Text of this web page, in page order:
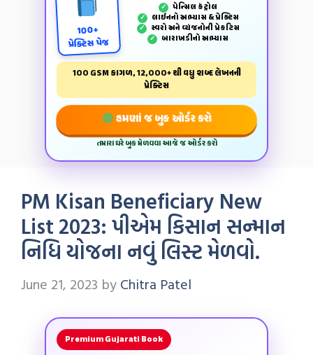
100+
પ્રેક્ટિસ પેજ
✓ પેન્‍સિલ કંટ્રોલ
✓ લાઈનનો અભ્યાસ & પ્રેક્ટિસ
✓ સ્વરો અને વ્યંજનોની પ્રેકટિસ
✓ બારાખડીનો અભ્યાસ
100 GSM કાગળ, 12,000+ થી વધુ શબ્દ લેખનની
પ્રેક્ટિસ
હમણાં જ બુક ઓર્ડર કરો
તમારા ઘરે બુક મેળવવા આજે જ ઓર્ડર કરો
PM Kisan Beneficiary New
List 2023: પીએમ કિસાન સન્માન
નિધિ યોજના નવું લિસ્ટ મેળવો.
June 21, 2023 by Chitra Patel
Premium Gujarati Book